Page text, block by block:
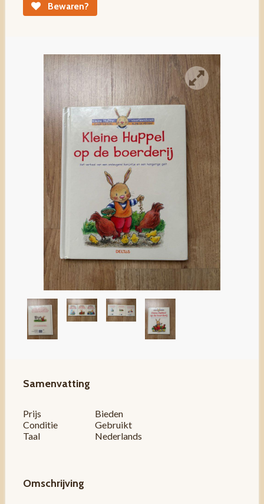
Bewaren?
Samenvatting
Prijs
Bieden
Conditie
Gebruikt
Taal
Nederlands
Omschrijving